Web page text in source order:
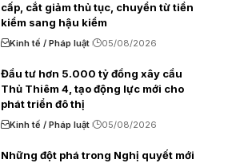
cấp, cắt giảm thủ tục, chuyển từ tiền
kiểm sang hậu kiểm
Kinh tế / Pháp luật 05/08/2026
Đầu tư hơn 5.000 tỷ đồng xây cầu
Thủ Thiêm 4, tạo động lực mới cho
phát triển đô thị
Kinh tế / Pháp luật 05/08/2026
Những đột phá trong Nghị quyết mới